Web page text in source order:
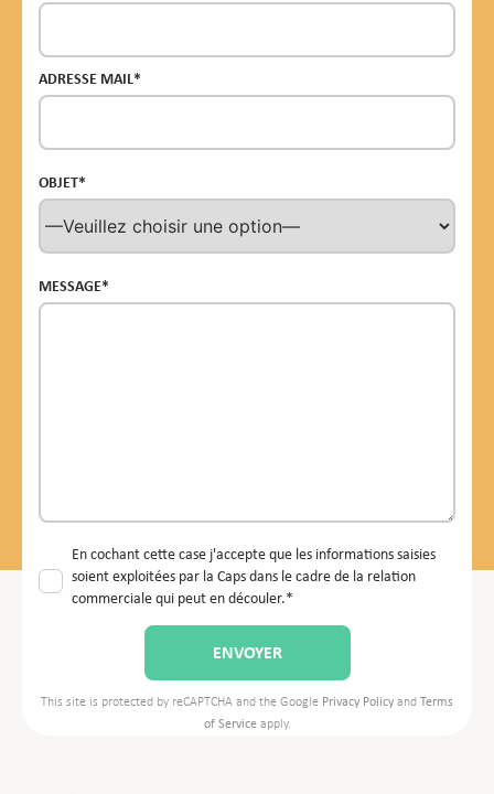
ADRESSE MAIL*
OBJET*
MESSAGE*
En cochant cette case j'accepte que les informations saisies
soient exploitées par la Caps dans le cadre de la relation
commerciale qui peut en découler.*
This site is protected by reCAPTCHA and the Google Privacy Policy and Terms
of Serviceapply.